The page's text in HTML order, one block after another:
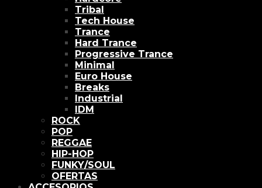
Tribal
Tech House
Trance
Hard Trance
Progressive Trance
Minimal
Euro House
Breaks
Industrial
IDM
ROCK
POP
REGGAE
HIP-HOP
FUNKY/SOUL
OFERTAS